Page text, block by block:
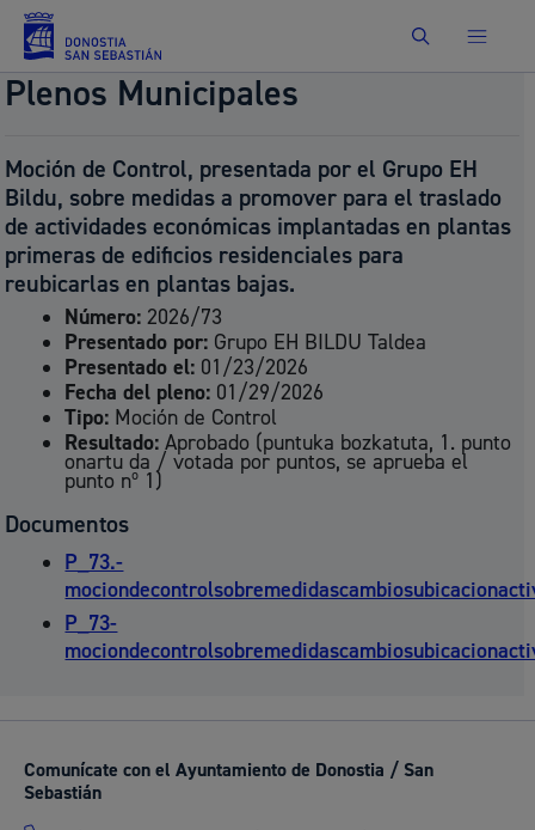
Buscar
Plenos Municipales
Moción de Control, presentada por el Grupo EH
Bildu, sobre medidas a promover para el traslado
de actividades económicas implantadas en plantas
primeras de edificios residenciales para
reubicarlas en plantas bajas.
Número:2026/73
Presentado por: Grupo EH BILDU Taldea
Presentado el: 01/23/2026
Fecha del pleno: 01/29/2026
Tipo: Moción de Control
Resultado:Aprobado (puntuka bozkatuta, 1. punto
onartu da / votada por puntos, se aprueba el
punto nº 1)
Documentos
P_73.-
P_73-
Comunícate con el Ayuntamiento de Donostia / San
Sebastián